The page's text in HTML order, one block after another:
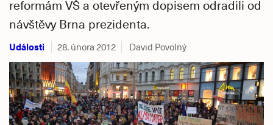
reformám VŠ a otevřeným dopisem odradili od
návštěvy Brna prezidenta.
Události 28. února 2012 David Povolný